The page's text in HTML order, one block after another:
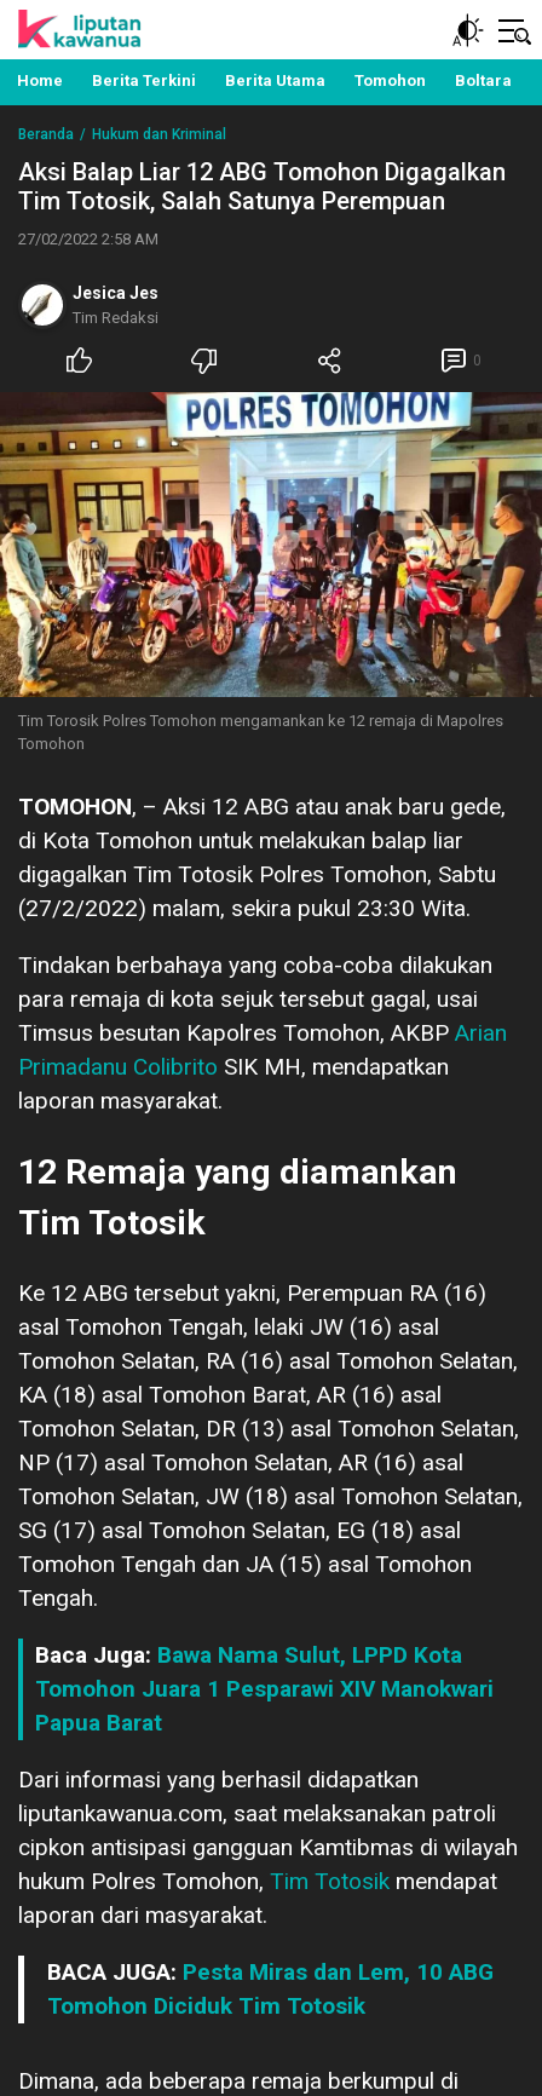
Liputan Kawanua
Berita Manado, Sulawesi Utara, Kawanua, Politik,
Pemerintahan, Hukum Kriminal dan Nasional
Home Berita Terkini Berita Utama Tomohon Boltara
Beranda Hukum dan Kriminal
Aksi Balap Liar 12 ABG Tomohon Digagalkan
Tim Totosik, Salah Satunya Perempuan
27/02/2022 2:58 AM
Jesica Jes
Tim Redaksi
0
Tim Torosik Polres Tomohon mengamankan ke 12 remaja di Mapolres
Tomohon
TOMOHON, – Aksi 12 ABG atau anak baru gede,
di Kota Tomohon untuk melakukan balap liar
digagalkan Tim Totosik Polres Tomohon, Sabtu
(27/2/2022) malam, sekira pukul 23:30 Wita.
Tindakan berbahaya yang coba-coba dilakukan
para remaja di kota sejuk tersebut gagal, usai
Timsus besutan Kapolres Tomohon, AKBP Arian
Primadanu Colibrito SIK MH, mendapatkan
laporan masyarakat.
12 Remaja yang diamankan
Tim Totosik
Ke 12 ABG tersebut yakni, Perempuan RA (16)
asal Tomohon Tengah, lelaki JW (16) asal
Tomohon Selatan, RA (16) asal Tomohon Selatan,
KA (18) asal Tomohon Barat, AR (16) asal
Tomohon Selatan, DR (13) asal Tomohon Selatan,
NP (17) asal Tomohon Selatan, AR (16) asal
Tomohon Selatan, JW (18) asal Tomohon Selatan,
SG (17) asal Tomohon Selatan, EG (18) asal
Tomohon Tengah dan JA (15) asal Tomohon
Tengah.
Baca Juga: Bawa Nama Sulut, LPPD Kota
Tomohon Juara 1 Pesparawi XIV Manokwari
Papua Barat
Dari informasi yang berhasil didapatkan
liputankawanua.com, saat melaksanakan patroli
cipkon antisipasi gangguan Kamtibmas di wilayah
hukum Polres Tomohon, Tim Totosik mendapat
laporan dari masyarakat.
BACA JUGA: Pesta Miras dan Lem, 10 ABG
Tomohon Diciduk Tim Totosik
Dimana, ada beberapa remaja berkumpul di